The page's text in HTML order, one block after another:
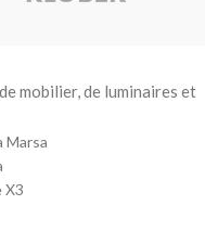
mobilier, de luminaires et
Marsa
X3